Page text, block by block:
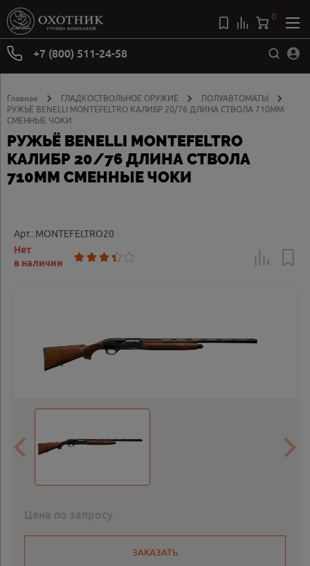
+7 (800) 511-24-58
0
Главная ГЛАДКОСТВОЛЬНОЕ ОРУЖИЕ
ПОЛУАВТОМАТЫ
РУЖЬЁ BENELLI MONTEFELTRO КАЛИБР 20/76 ДЛИНА СТВОЛА 710ММ
СМЕННЫЕ ЧОКИ
РУЖЬЁ BENELLI MONTEFELTRO
КАЛИБР 20/76 ДЛИНА СТВОЛА
710ММ СМЕННЫЕ ЧОКИ
Арт.: MONTEFELTRO20
Нет
в наличии
Цена по запросу
ЗАКАЗАТЬ